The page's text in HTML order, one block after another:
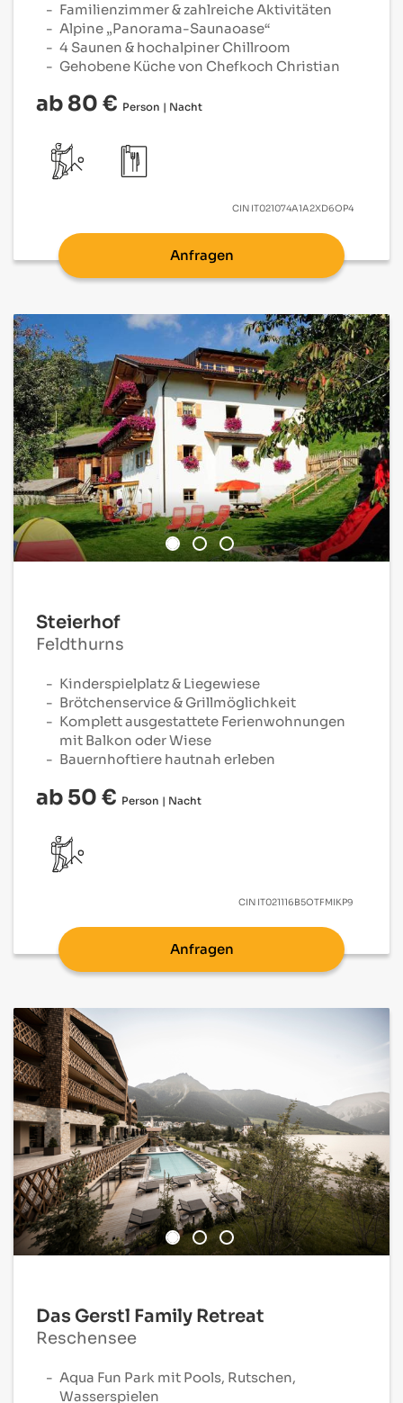
Familienzimmer & zahlreiche Aktivitäten
Alpine „Panorama-Saunaoase“
4 Saunen & hochalpiner Chillroom
Gehobene Küche von Chefkoch Christian
ab 80 € Person | Nacht
CIN IT021074A1A2XD6OP4
Anfragen
Steierhof
Feldthurns
Kinderspielplatz & Liegewiese
Brötchenservice & Grillmöglichkeit
Komplett ausgestattete Ferienwohnungen
mit Balkon oder Wiese
Bauernhoftiere hautnah erleben
ab 50 € Person | Nacht
CIN IT021116B5OTFMIKP9
Anfragen
Das Gerstl Family Retreat
Reschensee
Aqua Fun Park mit Pools, Rutschen,
Wasserspielen